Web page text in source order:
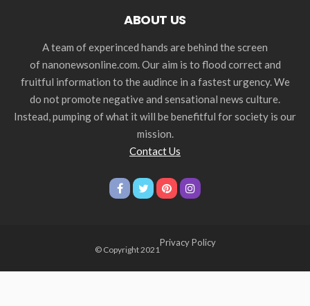
ABOUT US
A team of experinced hands are behind the screen
of nanonewsonline.com. Our aim is to flood correct and
fruitful information to the audince in a fastest urgency. We
do not promote negative and sensational news culture.
Instead, pumping of what it will be benefitful for society is our
mission.
Contact Us
© Copyright 2021
Privacy Policy